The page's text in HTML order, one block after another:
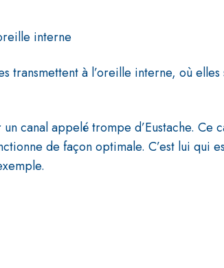
interne
transmettent à l’oreille interne, où
canal appelé trompe d’Eustache. Ce
de façon optimale. C’est lui qui